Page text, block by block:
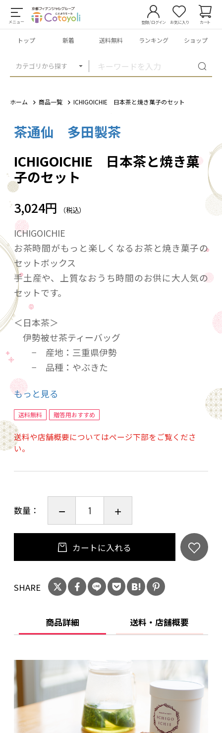
メニュー
カテゴリから探す
登録/ログイン お気に入り カート
トップ 新着 送料無料 ランキング ショップ
ホーム 商品一覧 ICHIGOICHIE 日本茶と焼き菓子のセット
茶通仙 多田製茶
ICHIGOICHIE 日本茶と焼き菓
子のセット
3,024円 （税込）
ICHIGOICHIE
お茶時間がもっと楽しくなるお茶と焼き菓子の
セットボックス
手土産や、上質なおうち時間のお供に大人気の
セットです。
＜日本茶＞
伊勢被せ茶ティーバッグ
− 産地：三重県伊勢
− 品種：やぶきた
− 合組：なし（シングルオリジン）
− 内容量：大型テトラティーバッグ3g×10
個入り
＜お菓子＞
− 贅沢抹茶パウンドケーキ×1個
お祝い事や手土産でご利用頂くことが特に多い
セット商品です。
------【熨斗をご希望のお客様（無料）】--------
-----------------
手続き」
画面の「お問い合わせ欄」にご記入ください。
ら、
合わせてご記入ください。
------【手提げ袋をご希望のお客様（無料キャン
ペーン）】-----
もっと見る
送料無料 贈答用おすすめ
送料や店舗概要についてはページ下部をご覧くださ
い。
数量：
カートに入れる
SHARE
商品詳細 送料・店舗概要